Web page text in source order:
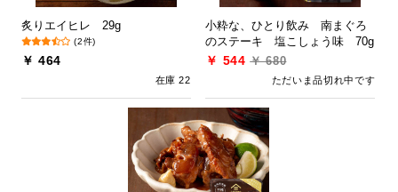
炙りエイヒレ 29g
(2件)
￥ 464
在庫 22
小粋な、ひとり飲み 南まぐろ
のステーキ 塩こしょう味 70g
￥ 544 ￥ 680
ただいま品切れ中です